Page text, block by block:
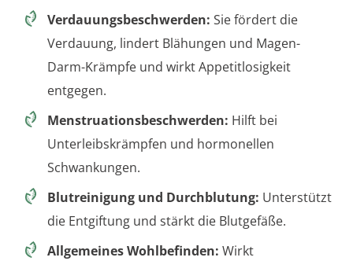
Verdauungsbeschwerden: Sie fördert die
Verdauung, lindert Blähungen und Magen-
Darm-Krämpfe und wirkt Appetitlosigkeit
entgegen.
Menstruationsbeschwerden: Hilft bei
Unterleibskrämpfen und hormonellen
Schwankungen.
Blutreinigung und Durchblutung: Unterstützt
die Entgiftung und stärkt die Blutgefäße.
Allgemeines Wohlbefinden: Wirkt